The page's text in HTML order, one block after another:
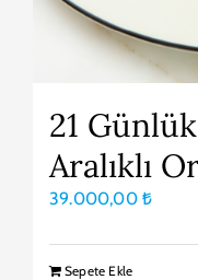
21
Aralıklı
39.000,00 ₺
Sepete Ekle